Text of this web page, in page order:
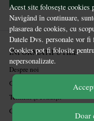
Acest site folosește
Navigând în continuare,
plasarea de cookies, cu
Datele Dvs. personale vor fi
Cookies pot fi folosite
nepersonalizate.
Doar
INFORMATII UTILE
Despre noi
Ghiduri și Idei de Amenajare
Termeni și condiții
Confidențialitate